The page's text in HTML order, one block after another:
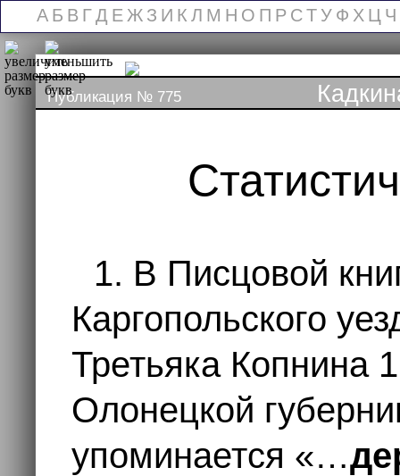
А Б В ГД Е Ж З И К Л М Н О П Р СТ У Ф Х Ц Ч
Публикация № 775
1. В Писцовой
Каргопольского
Третьяка Копнина
Олонецкой
упоминается «…